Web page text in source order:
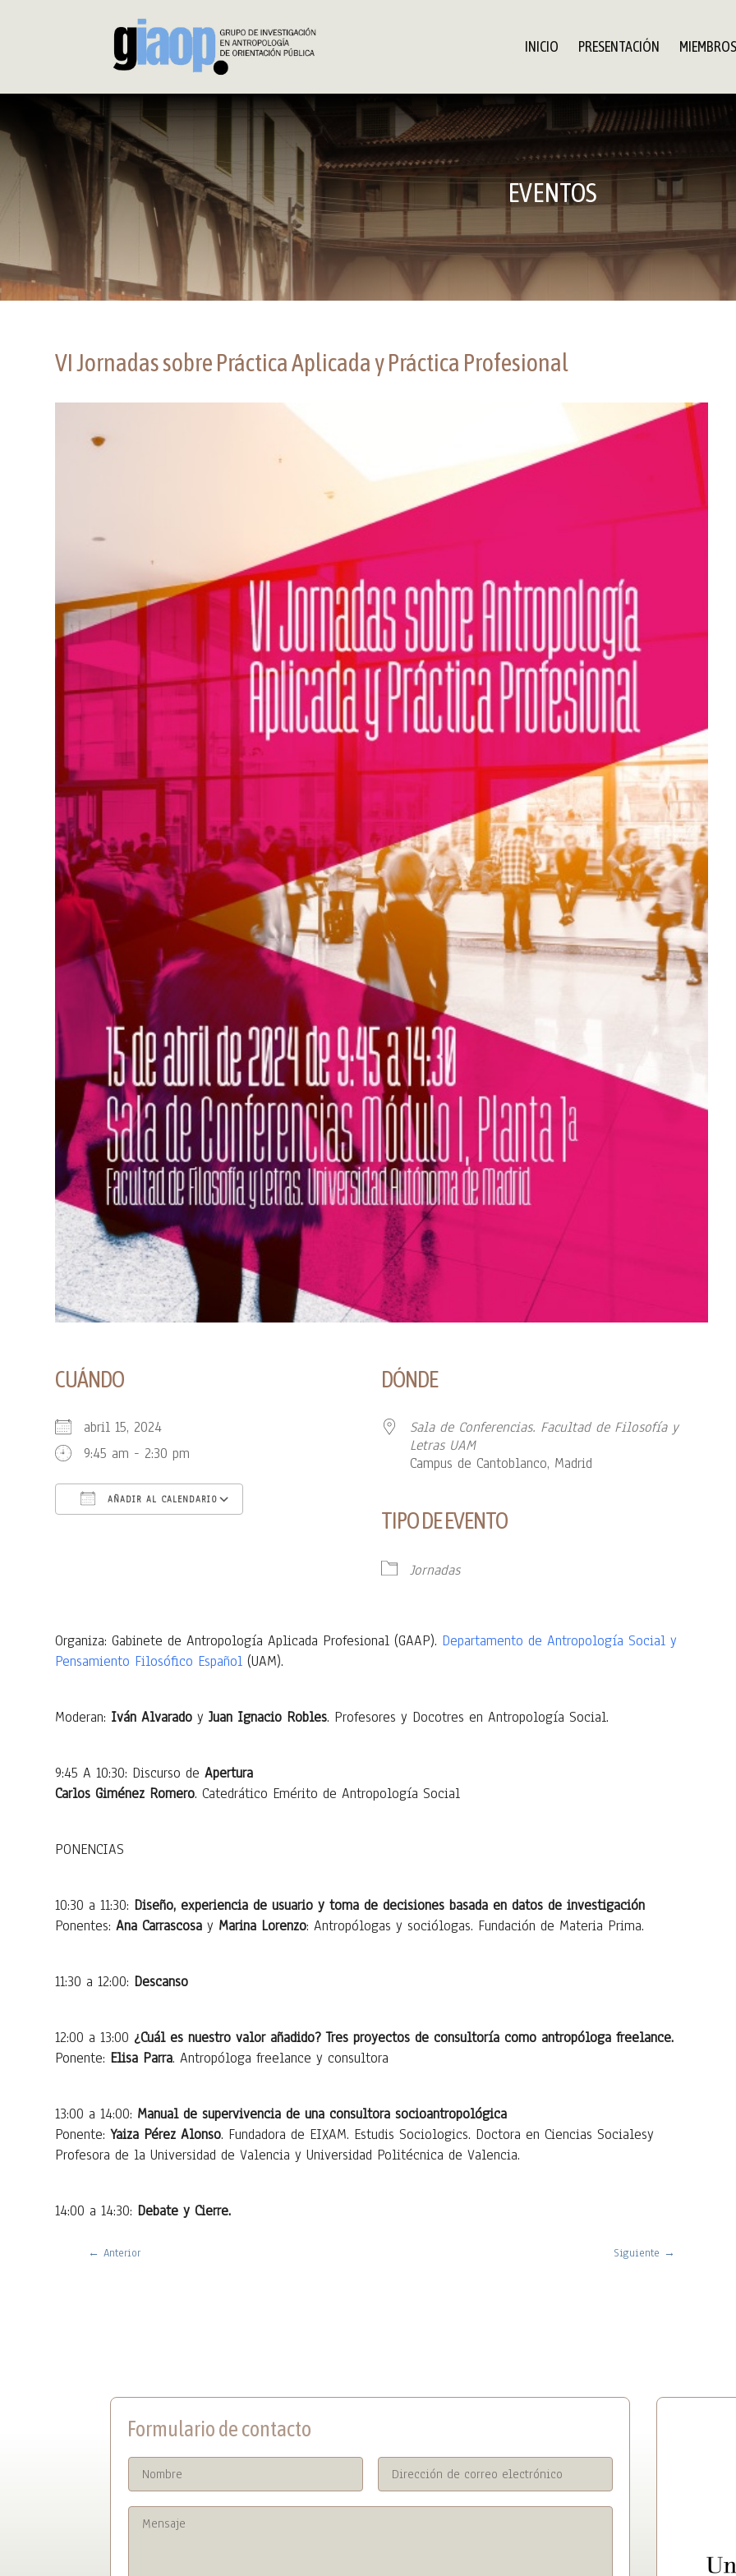
INICIO PRESENTACIÓN MIEMBROS
EVENTOS
VI Jornadas sobre Práctica Aplicada y Práctica Profesional
CUÁNDO
abril 15, 2024
9:45 am - 2:30 pm
AÑADIR AL CALENDARIO
iCalendar
DÓNDE
Sala de Conferencias. Facultad de Filosofía y
Letras UAM
Campus de Cantoblanco, Madrid
TIPO DE EVENTO
Jornadas
Organiza: Gabinete de Antropología Aplicada Profesional (GAAP). Departamento de Antropología Social y
Pensamiento Filosófico Español (UAM).
Moderan: Iván Alvarado yJuan Ignacio Robles. Profesores y Docotres en Antropología Social.
9:45 A 10:30: Discurso deApertura
Carlos Giménez Romero. Catedrático Emérito de Antropología Social
PONENCIAS
10:30 a 11:30: Diseño, experiencia de usuario y toma de decisiones basada en datos de investigación
Ponentes:Ana Carrascosa y Marina Lorenzo: Antropólogas y sociólogas. Fundación de Materia Prima.
11:30 a 12:00: Descanso
12:00 a 13:00 ¿Cuál es nuestro valor añadido? Tres proyectos de consultoría como antropóloga freelance.
Ponente: Elisa Parra. Antropóloga freelance y consultora
13:00 a 14:00: Manual de supervivencia de una consultora socioantropológica
Ponente:Yaiza Pérez Alonso. Fundadora de EIXAM. Estudis Sociologics. Doctora en Ciencias Socialesy
Profesora de la Universidad de Valencia y Universidad Politécnica de Valencia.
14:00 a 14:30: Debate y Cierre.
← Anterior Siguiente →
Formulario de contacto